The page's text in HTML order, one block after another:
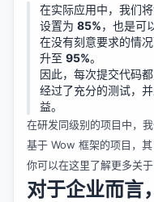
在实际应用中，我们
设置为 85%，也是可
在没有刻意要求的情
升至 95%。
因此，每次提交代码
经过了充分的测试，
益。
在研发同级别的项目中，
基于 Wow 框架的项目，其
你可以在这里了解更多关于
对于企业而言，